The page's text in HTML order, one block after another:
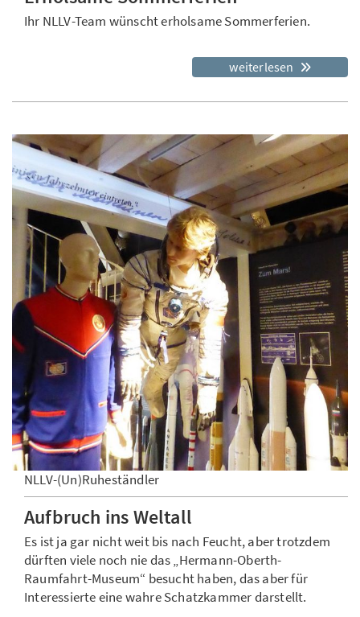
Ihr NLLV-Team wünscht erholsame Sommerferien.
weiterlesen
NLLV-(Un)Ruheständler
Aufbruch ins Weltall
Es ist ja gar nicht weit bis nach Feucht, aber trotzdem
dürften viele noch nie das „Hermann-Oberth-
Raumfahrt-Museum“ besucht haben, das aber für
Interessierte eine wahre Schatzkammer darstellt.